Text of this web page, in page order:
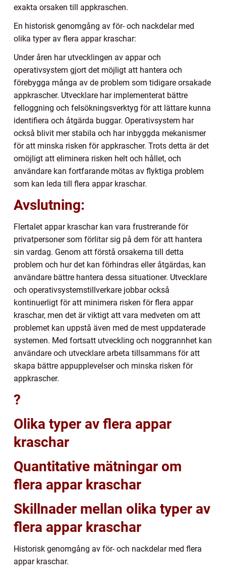
exakta orsaken till appkraschen.
En historisk genomgång av för- och nackdelar med
olika typer av flera appar kraschar:
Under åren har utvecklingen av appar och
operativsystem gjort det möjligt att hantera och
förebygga många av de problem som tidigare orsakade
appkrascher. Utvecklare har implementerat bättre
felloggning och felsökningsverktyg för att lättare kunna
identifiera och åtgärda buggar. Operativsystem har
också blivit mer stabila och har inbyggda mekanismer
för att minska risken för appkrascher. Trots detta är det
omöjligt att eliminera risken helt och hållet, och
användare kan fortfarande mötas av flyktiga problem
som kan leda till flera appar kraschar.
Avslutning:
Flertalet appar kraschar kan vara frustrerande för
privatpersoner som förlitar sig på dem för att hantera
sin vardag. Genom att förstå orsakerna till detta
problem och hur det kan förhindras eller åtgärdas, kan
användare bättre hantera dessa situationer. Utvecklare
och operativsystemstillverkare jobbar också
kontinuerligt för att minimera risken för flera appar
kraschar, men det är viktigt att vara medveten om att
problemet kan uppstå även med de mest uppdaterade
systemen. Med fortsatt utveckling och noggrannhet kan
användare och utvecklare arbeta tillsammans för att
skapa bättre appupplevelser och minska risken för
appkrascher.
?
Olika typer av flera appar
kraschar
Quantitative mätningar om
flera appar kraschar
Skillnader mellan olika typer av
flera appar kraschar
Historisk genomgång av för- och nackdelar med flera
appar kraschar.